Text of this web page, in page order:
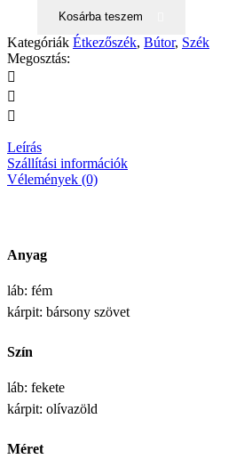
Kosárba teszem
Kategóriák Étkezőszék, Bútor, Szék
Megosztás:
Leírás
Szállítási információk
Vélemények (0)
Anyag
láb: fém
kárpit: bársony szövet
Szín
láb: fekete
kárpit: olívazöld
Méret